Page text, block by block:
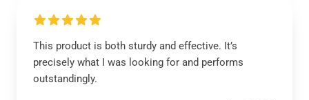
This product is both sturdy and effective. It’s
precisely what I was looking for and performs
outstandingly.